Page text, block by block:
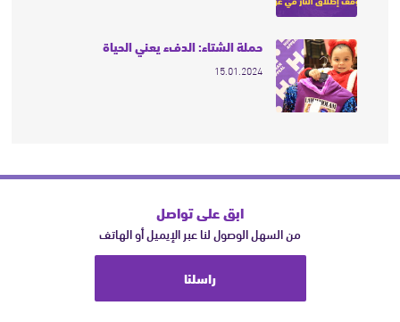
حملة الشتاء: الدفء يعني الحياة
15.01.2024
ابق على تواصل
من السهل الوصول لنا عبر الإيميل أو الهاتف
راسلنا